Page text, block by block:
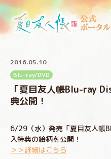
公式
ポータル
2016.05.10
Blu-ray/DVD
「夏目友人帳Blu-ray
典公開！
6/29（水）発売「夏目友人帳
入特典の絵柄を公開！
＞＞詳細はこちら